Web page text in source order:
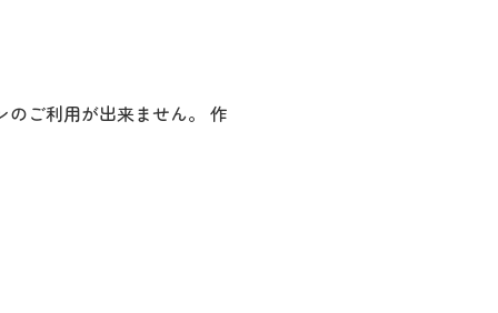
のご利用が出来ません。 作